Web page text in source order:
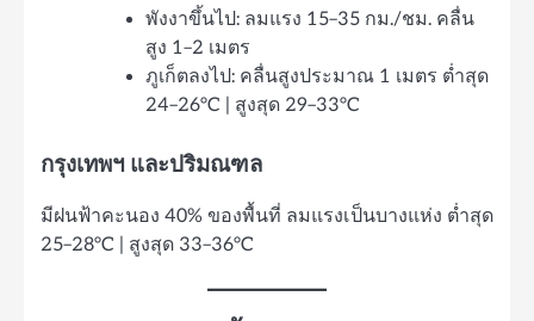
พังงาขึ้นไป: ลมแรง 15–35 กม./ชม. คลื่น
สูง 1–2 เมตร
ภูเก็ตลงไป: คลื่นสูงประมาณ 1 เมตร ต่ำสุด
24–26°C | สูงสุด 29–33°C
กรุงเทพฯ และปริมณฑล
มีฝนฟ้าคะนอง 40% ของพื้นที่ ลมแรงเป็นบางแห่ง ต่ำสุด
25–28°C | สูงสุด 33–36°C